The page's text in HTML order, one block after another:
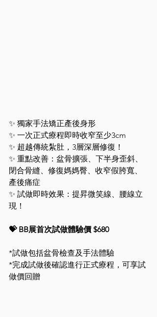
✨ 獨家手法矯正產後身形
✨ 一次正式療程即時收窄至少3cm
✨ 超越傳統紮肚，3層深層修復！
✨ 重點改善：盆骨擴張、下半身歪斜、
閉合骨縫、修復媽媽臀、收窄假胯寬、
產後痛症
✨ 試做即時效果：提昇微笑線、腰線立
現！
💝 BB展首次試做體驗價 $680
*試做包括盆骨檢查及手法體驗
*完成試做後確認進行正式療程，可享試
做價回贈